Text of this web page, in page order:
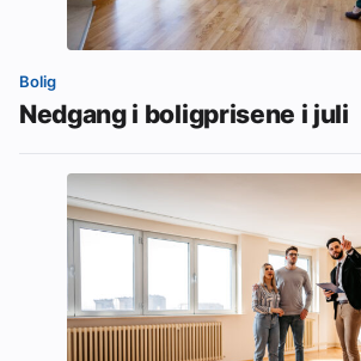
Bolig
Nedgang i boligprisene i juli